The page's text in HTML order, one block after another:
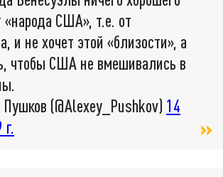
США», т.е. от
и не хочет этой «близости», а
чтобы США не вмешивались в
(@Alexey_Pushkov) 14